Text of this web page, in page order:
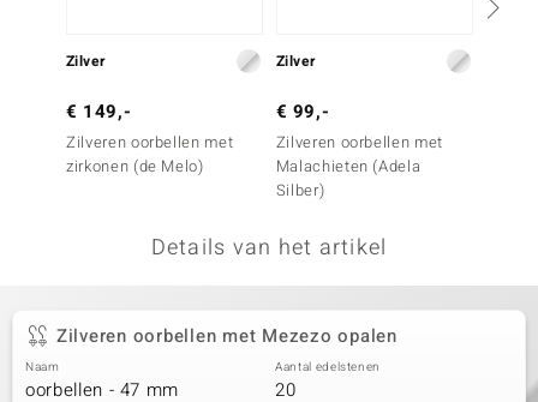
Zilver
€ 149,-
Zilveren oorbellen met
zirkonen (de Melo)
Zilver
€ 99,-
Zilveren oorbellen met
Malachieten (Adela
Silber)
Details van het artikel
Zilveren oorbellen met Mezezo opalen
Naam
oorbellen - 47 mm
Aantal edelstenen
20